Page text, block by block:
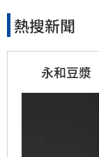
熱搜新聞
永和豆漿